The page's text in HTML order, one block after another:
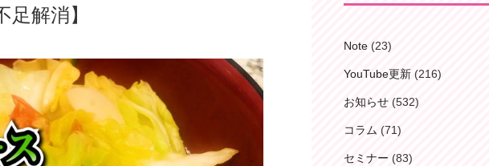
解消】
Note (23)
YouTube更新 (216)
お知らせ (532)
コラム (71)
セミナー (83)